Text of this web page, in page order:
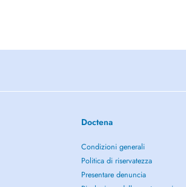
Doctena
Condizioni generali
Politica di riservatezza
Presentare denuncia